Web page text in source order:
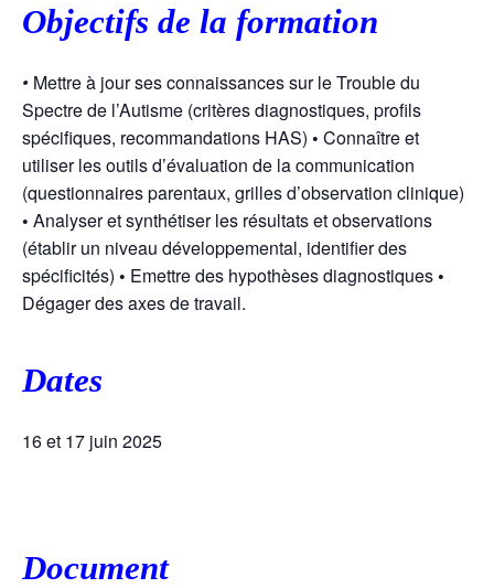
Objectifs de la formation
• Mettre à jour ses connaissances sur le Trouble du
Spectre de l’Autisme (critères diagnostiques, profils
spécifiques, recommandations HAS) • Connaître et
utiliser les outils d’évaluation de la communication
(questionnaires parentaux, grilles d’observation clinique)
• Analyser et synthétiser les résultats et observations
(établir un niveau développemental, identifier des
spécificités) • Emettre des hypothèses diagnostiques•
Dégager des axes de travail.
Dates
16 et 17 juin 2025
Document